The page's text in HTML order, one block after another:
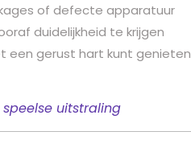
of defecte apparatuur
duidelijkheid te krijgen
een gerust hart kunt genieten
speelse uitstraling